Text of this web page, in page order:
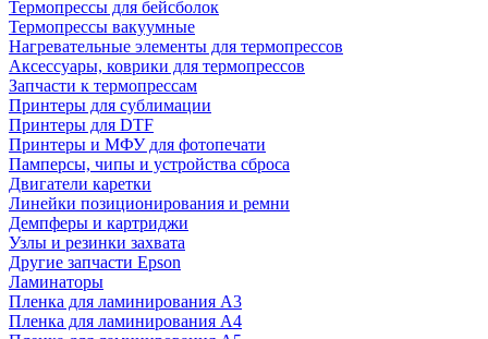
Термопрессы для бейсболок
Термопрессы вакуумные
Нагревательные элементы для термопрессов
Аксессуары, коврики для термопрессов
Запчасти к термопрессам
Принтеры для сублимации
Принтеры для DTF
Принтеры и МФУ для фотопечати
Памперсы, чипы и устройства сброса
Двигатели каретки
Линейки позиционирования и ремни
Демпферы и картриджи
Узлы и резинки захвата
Другие запчасти Epson
Ламинаторы
Пленка для ламинирования А3
Пленка для ламинирования А4